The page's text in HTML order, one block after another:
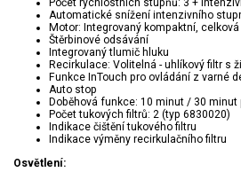
Počet rychlostních stupňů: 3 +
Automatické snížení intenzivního
Motor: Integrovaný kompaktní,
Štěrbinové odsávání
Integrovaný tlumič hluku
Recirkulace: Volitelná - uhlíkový filtr s
Funkce InTouch pro ovládání z varné
Auto stop
Doběhová funkce: 10 minut / 30 minut
Počet tukových filtrů: 2 (typ 6830020)
Indikace čištění tukového filtru
Indikace výměny recirkulačního filtru
Osvětlení: